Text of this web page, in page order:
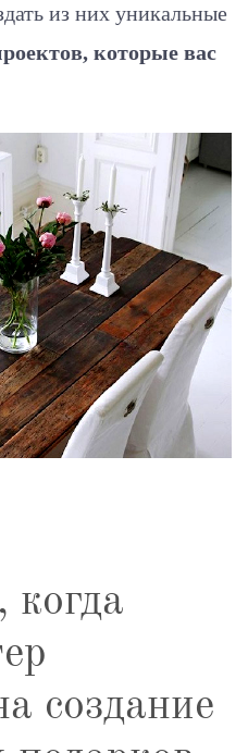
из них уникальные
которые вас
когда
создание